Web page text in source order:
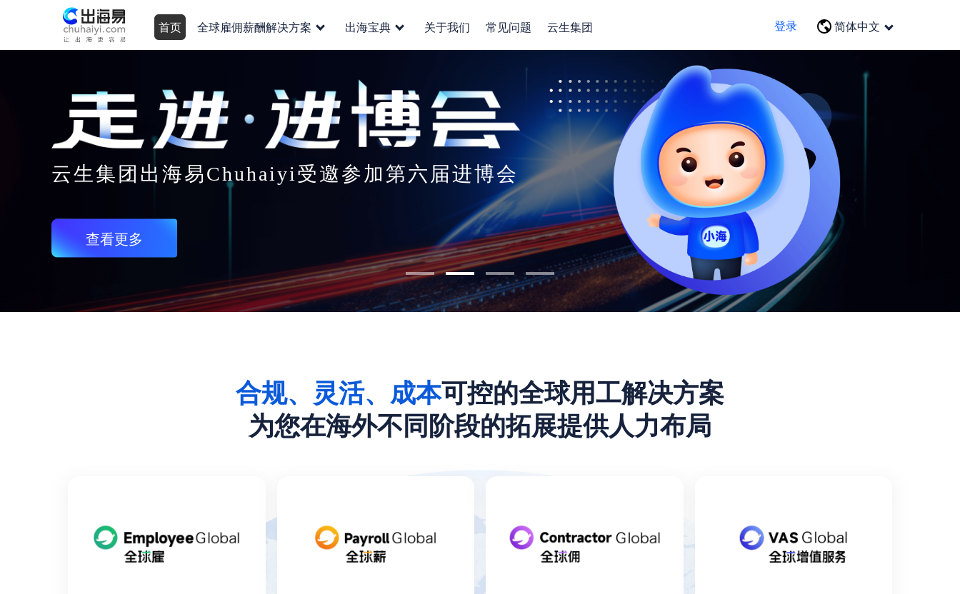
首页 全球雇佣薪酬解决方案 出海宝典 关于我们 常见问题 云生集团 登录 简体中文
云生集团出海易Chuhaiyi受邀参加第六届进博会
查看更多
合规、灵活、成本可控的全球用工解决方案
为您在海外不同阶段的拓展提供人力布局